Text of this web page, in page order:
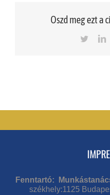
Oszd meg ezt a
Twitter
Fenntartó:
székhely:1125